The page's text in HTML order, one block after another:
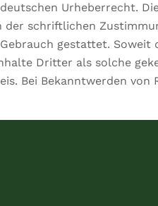
Urheberrecht.
schriftlichen
gestattet. Soweit
Dritter als solche
Bei Bekanntwerden von